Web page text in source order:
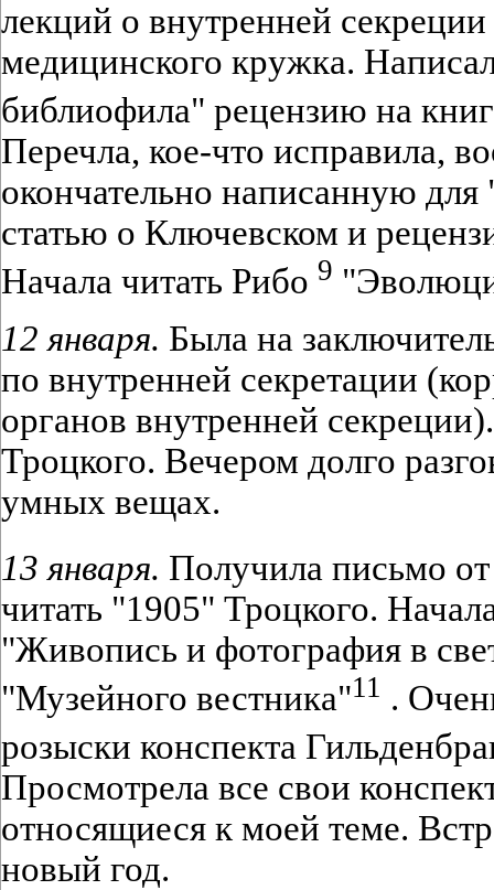
лекций о внутренней секреции
медицинского кружка.
библиофила" рецензию на
Перечла, кое-что исправила,
окончательно написанную
статью о Ключевском и
Начала читать Рибо 9
12 января. Была на
по внутренней секретации
органов внутренней
Троцкого. Вечером долго
умных вещах.
13 января. Получила письмо
читать "1905" Троцкого.
"Живопись и фотография в
"Музейного вестника"11 .
розыски конспекта
Просмотрела все свои
относящиеся к моей теме.
новый год.